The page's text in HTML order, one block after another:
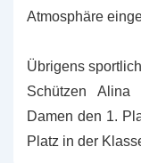
Atmosphäre
Übrigens
Schützen
Damen den 1.
Platz in der